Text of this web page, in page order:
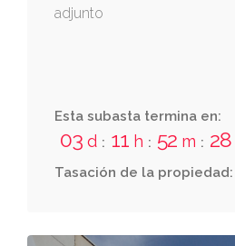
adjunto
Esta subasta termina en:
03 d : 11 h : 52 m : 27
Tasación de la propiedad: